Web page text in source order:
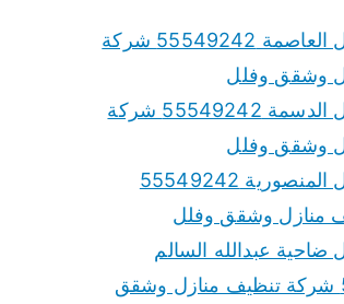
تنظيف منازل العاصمة 55549242 شركة
وشقق وفلل
تنظيف منازل الدسمة 55549242 شركة
وشقق وفلل
تنظيف منازل المنصورية 55549242
منازل وشقق وفلل
ضاحية عبدالله السالم
55549242 شركة تنظيف منازل وشقق